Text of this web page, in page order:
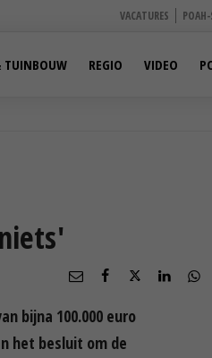
VACATURES
TUINBOUW REGIO VIDEO
bijna 100.000 euro
het besluit om de